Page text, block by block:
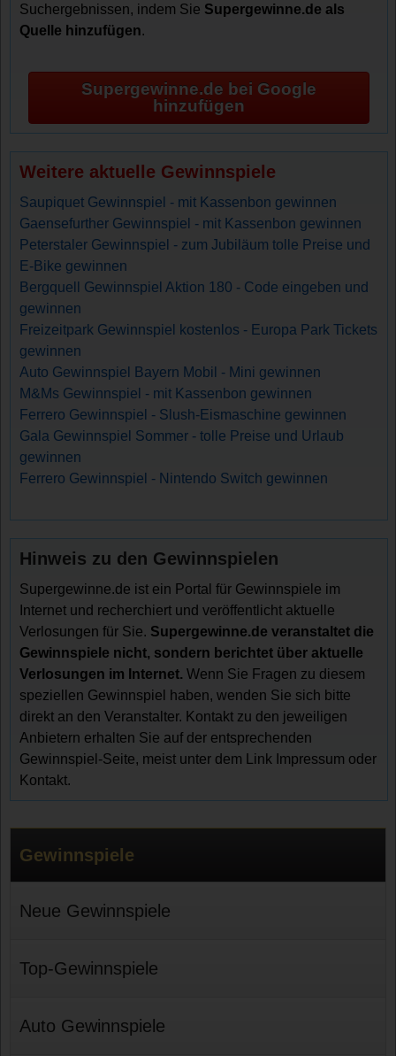
Suchergebnissen, indem Sie Supergewinne.de als
Quelle hinzufügen.
Supergewinne.de bei Google
hinzufügen
Weitere aktuelle Gewinnspiele
Saupiquet Gewinnspiel - mit Kassenbon gewinnen
Gaensefurther Gewinnspiel - mit Kassenbon gewinnen
Peterstaler Gewinnspiel - zum Jubiläum tolle Preise und
E-Bike gewinnen
Bergquell Gewinnspiel Aktion 180 - Code eingeben und
gewinnen
Freizeitpark Gewinnspiel kostenlos - Europa Park Tickets
gewinnen
Auto Gewinnspiel Bayern Mobil - Mini gewinnen
M&Ms Gewinnspiel - mit Kassenbon gewinnen
Ferrero Gewinnspiel - Slush-Eismaschine gewinnen
Gala Gewinnspiel Sommer - tolle Preise und Urlaub
gewinnen
Ferrero Gewinnspiel - Nintendo Switch gewinnen
Hinweis zu den Gewinnspielen
Supergewinne.de ist ein Portal für Gewinnspiele im
Internet und recherchiert und veröffentlicht aktuelle
Verlosungen für Sie. Supergewinne.de veranstaltet die
Gewinnspiele nicht, sondern berichtet über aktuelle
Verlosungen im Internet. Wenn Sie Fragen zu diesem
speziellen Gewinnspiel haben, wenden Sie sich bitte
direkt an den Veranstalter. Kontakt zu den jeweiligen
Anbietern erhalten Sie auf der entsprechenden
Gewinnspiel-Seite, meist unter dem Link Impressum oder
Kontakt.
Gewinnspiele
Neue Gewinnspiele
Top-Gewinnspiele
Auto Gewinnspiele